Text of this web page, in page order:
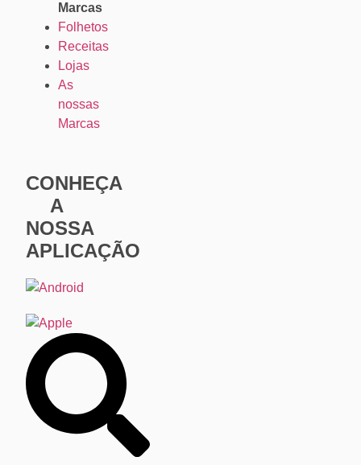
Marcas
Folhetos
Receitas
Lojas
As
nossas
Marcas
CONHEÇA
A
NOSSA
APLICAÇÃO